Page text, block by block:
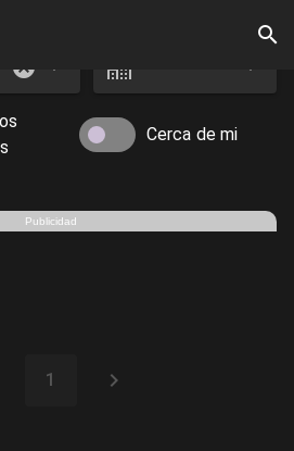
Eventufy 2026 | Eventufy
Cerca de mi
Publicidad
1